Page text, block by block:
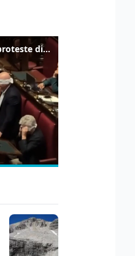
Delmastro, negato l'uso delle chat: le proteste di Avs e M5s